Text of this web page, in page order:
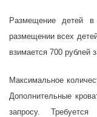
Размещение детей в
размещении всех
взимается 700 рублей
Максимальное
Дополнительные
запросу.